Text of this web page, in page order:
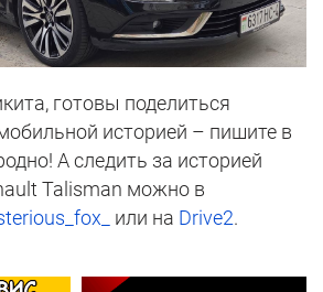
готовы поделиться
историей – пишите в
А следить за историей
Talisman можно в
или на Drive2.